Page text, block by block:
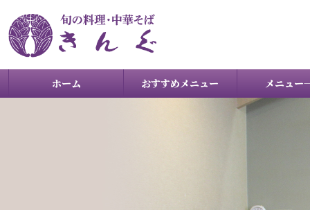
ホーム おすすめメニュー メニュー